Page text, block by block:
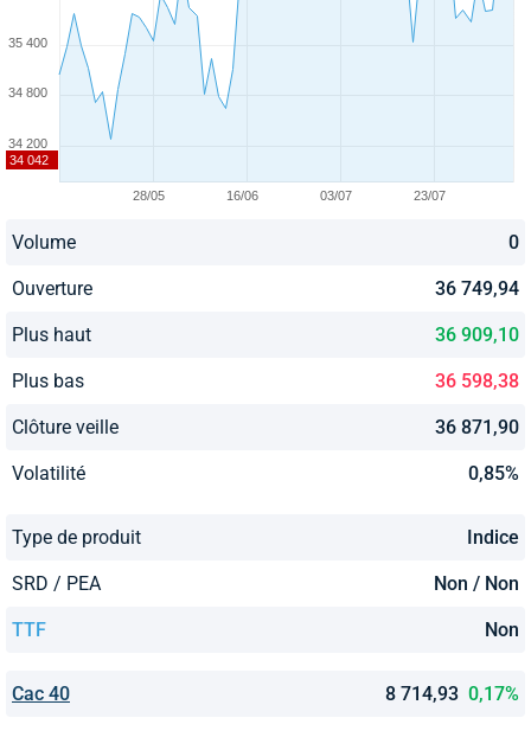
Volume 0
Ouverture 36 749,94
Plus haut 36 909,10
Plus bas 36 598,38
Clôture veille 36 871,90
Volatilité 0,85%
Type de produit Indice
SRD / PEA Non / Non
TTF Non
Cac 40 8 714,93 0,17%